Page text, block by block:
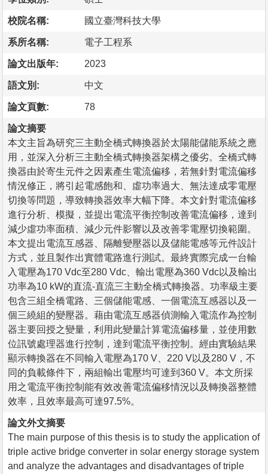
校院名稱: 國立臺灣科技大學
系所名稱: 電子工程系
論文出版年: 2023
語文別: 中文
論文頁數: 78
論文摘要
本文主旨為研究三主動全橋式轉換器於太陽能儲能系統之應
用，並深入分析三主動全橋式轉換器架構之優劣。全橋式轉
換器由於寄生元件之因素產生電流偏移，若無針對電流偏移
情況修正，將引起電感飽和、虛功率過大、無法達成零電壓
切換等問題，導致轉換器效率大幅下降。本文針對電流偏移
進行分析、模擬，並提出電流平衡控制改善電流偏移，達到
減少虛功率面積、減少元件影響以及改善零電壓切換範圍。
本文提出電流互感器、隔離變壓器以及儲能電感等元件設計
方式，並且製作出實體電路進行測試。最終實際完成一台輸
入電壓為170 Vdc至280 Vdc、輸出電壓為360 Vdc以及輸出
功率為10 kW的直流-直流三主動全橋式轉換器。功率級主要
包含三組全橋電路、三個儲能電感、一個電流互感器以及一
個三繞組的變壓器。藉由電流互感器偵測輸入電流作為控制
器主要回授之變量，利用此變量計算電流偏移量，並使用數
位訊號處理器進行控制，達到電流平衡控制。經由實驗結果
顯示轉換器在不同輸入電壓為170 V、220 V以及280 V，不
同的負載條件下，兩組輸出電壓均可達到360 V。本文所採
用之電流平衡控制能有效改善電流偏移情況以及轉換器整體
效率，且效率最高可達97.5%。
論文外文摘要
The main purpose of this thesis is to study the application of
triple active bridge converter in solar energy storage system
and analyze the advantages and disadvantages of triple